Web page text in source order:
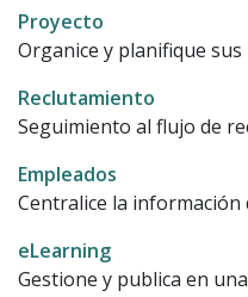
Proyecto
Organice y planifique
Reclutamiento
Seguimiento al flujo de
Empleados
Centralice la información
eLearning
Gestione y publica en